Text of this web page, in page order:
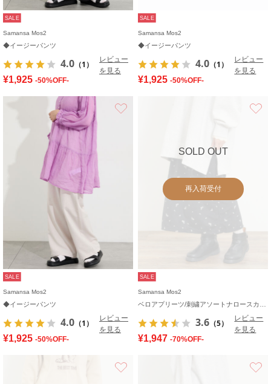
SALE
Samansa Mos2
◆イージーパンツ
4.0 （1）
レビュー
を見る
¥1,925 -50%OFF-
SALE
Samansa Mos2
◆イージーパンツ
4.0 （1）
レビュー
を見る
¥1,925 -50%OFF-
SALE
Samansa Mos2
◆イージーパンツ
4.0 （1）
レビュー
を見る
¥1,925 -50%OFF-
SOLD OUT
再入荷受付
SALE
Samansa Mos2
3.6 （5）
レビュー
を見る
¥1,947 -70%OFF-